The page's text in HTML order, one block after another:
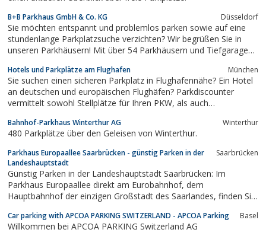
B+B Parkhaus GmbH & Co. KG Düsseldorf
Sie möchten entspannt und problemlos parken sowie auf eine
stundenlange Parkplatzsuche verzichten? Wir begrüßen Sie in
unseren Parkhäusern! Mit über 54 Parkhäusern und Tiefgaragen
Ihrer Nähe.
Hotels und Parkplätze am Flughafen München
Sie suchen einen sicheren Parkplatz in Flughafennähe? Ein Hotel
an deutschen und europäischen Flughäfen? Parkdiscounter
vermittelt sowohl Stellplätze für Ihren PKW, als auch
Parkplätze und 120 Hotels. Die online zu buchenden Stellplätze
sind beschrieben, ein...
Bahnhof-Parkhaus Winterthur AG Winterthur
480 Parkplätze über den Geleisen von Winterthur.
Parkhaus Europaallee Saarbrücken - günstig Parken in der
Landeshauptstadt
Saarbrücken
Günstig Parken in der Landeshauptstadt Saarbrücken: Im
Parkhaus Europaallee direkt am Eurobahnhof, dem
Hauptbahnhof der einzigen Großstadt des Saarlandes, finden Sie
Car parking with APCOA PARKING SWITZERLAND - APCOA Parking Basel
Willkommen bei APCOA PARKING Switzerland AG